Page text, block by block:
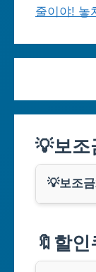
줄이야! 놓
💡보조
💡보조
부산광
🔖할